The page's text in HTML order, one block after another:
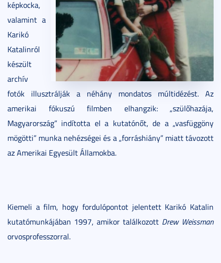
képkocka,
valamint a
Karikó
Katalinról
készült
archív
fotók illusztrálják a néhány mondatos múltidézést. Az
amerikai fókuszú filmben elhangzik: „szülőhazája,
Magyarország” indította el a kutatónőt, de a „vasfüggöny
mögötti” munka nehézségei és a „forráshiány” miatt távozott
az Amerikai Egyesült Államokba.
Kiemeli a film, hogy fordulópontot jelentett Karikó Katalin
kutatómunkájában 1997, amikor találkozott Drew Weissman
orvosprofesszorral.